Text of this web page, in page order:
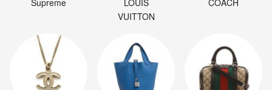
Supreme
LOUIS
VUITTON
COACH